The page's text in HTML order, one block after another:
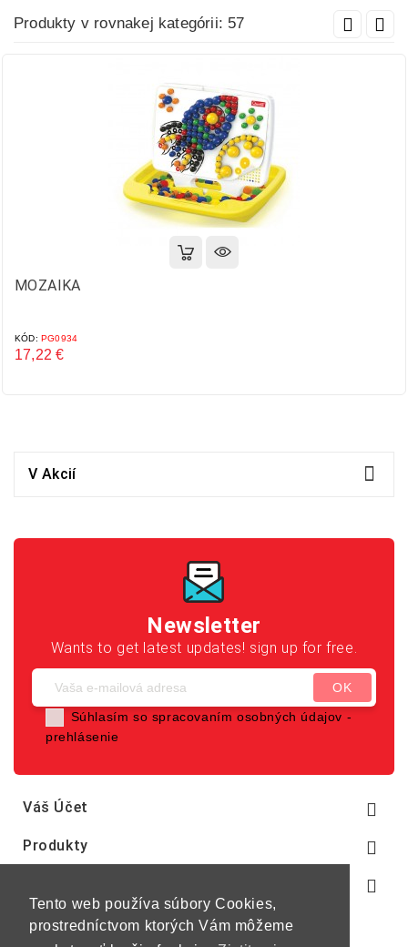
Tento web používa súbory Cookies,
prostredníctvom ktorých Vám môžeme
Produkty v rovnakej kategórii: 57
MOZAIKA
KÓD: PG0934
17,22 €
V Akcií 
Newsletter
Wants to get latest updates! sign up for free.
Súhlasím so spracovaním osobných údajov -
prehlásenie
Váš Účet 
Produkty 
